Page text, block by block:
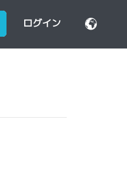
ログイン